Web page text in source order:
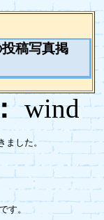
稿写真掲
ました。
す。